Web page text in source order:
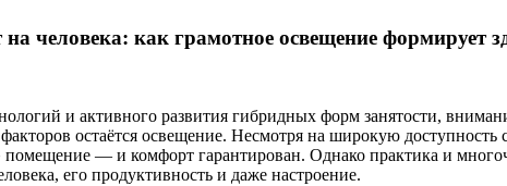
человека: как грамотное освещение формирует
и активного развития гибридных форм занятости,
остаётся освещение. Несмотря на широкую
помещение — и комфорт гарантирован. Однако практика и
его продуктивность и даже настроение.